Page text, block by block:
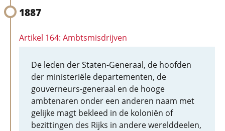
1887
Artikel 164: Ambtsmisdrijven
De leden der Staten-Generaal, de hoofden
der ministeriële departementen, de
gouverneurs-generaal en de hooge
ambtenaren onder een anderen naam met
gelijke magt bekleed in de koloniën of
bezittingen des Rijks in andere werelddeelen,